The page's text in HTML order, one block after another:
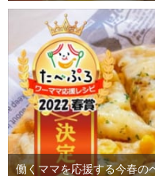
働くママを応援する今春の